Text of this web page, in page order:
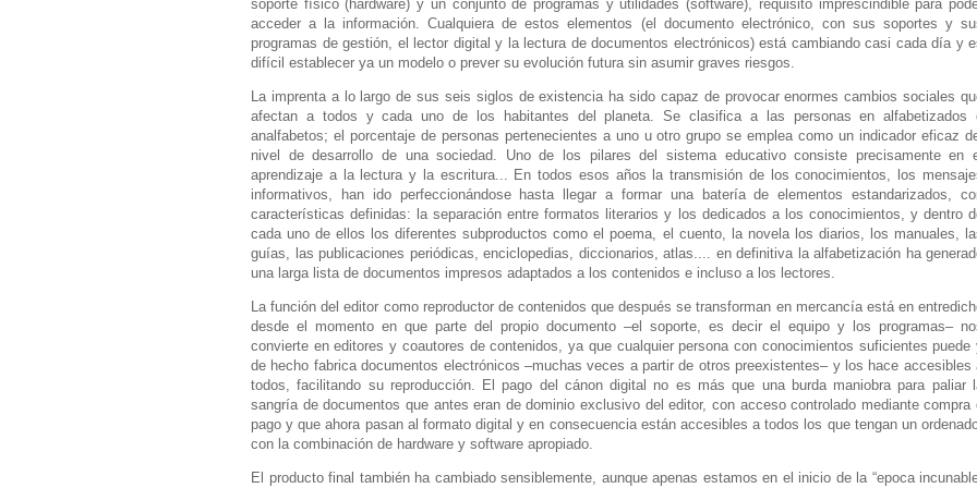
soporte físico (hardware) y un conjunto de programas y utilidades (software), requisito imprescindible para
acceder a la información. Cualquiera de estos elementos (el documento electrónico, con sus soportes y
programas de gestión, el lector digital y la lectura de documentos electrónicos) está cambiando casi cada día y
difícil establecer ya un modelo o prever su evolución futura sin asumir graves riesgos.
La imprenta a lo largo de sus seis siglos de existencia ha sido capaz de provocar enormes cambios sociales
afectan a todos y cada uno de los habitantes del planeta. Se clasifica a las personas en alfabetizados
analfabetos; el porcentaje de personas pertenecientes a uno u otro grupo se emplea como un indicador eficaz
nivel de desarrollo de una sociedad. Uno de los pilares del sistema educativo consiste precisamente en
aprendizaje a la lectura y la escritura... En todos esos años la transmisión de los conocimientos, los
informativos, han ido perfeccionándose hasta llegar a formar una batería de elementos estandarizados,
características definidas: la separación entre formatos literarios y los dedicados a los conocimientos, y dentro
cada uno de ellos los diferentes subproductos como el poema, el cuento, la novela los diarios, los manuales,
guías, las publicaciones periódicas, enciclopedias, diccionarios, atlas.... en definitiva la alfabetización ha
una larga lista de documentos impresos adaptados a los contenidos e incluso a los lectores.
La función del editor como reproductor de contenidos que después se transforman en mercancía está en
desde el momento en que parte del propio documento –el soporte, es decir el equipo y los programas–
convierte en editores y coautores de contenidos, ya que cualquier persona con conocimientos suficientes puede
de hecho fabrica documentos electrónicos –muchas veces a partir de otros preexistentes– y los hace accesibles
todos, facilitando su reproducción. El pago del cánon digital no es más que una burda maniobra para paliar
sangría de documentos que antes eran de dominio exclusivo del editor, con acceso controlado mediante compra
pago y que ahora pasan al formato digital y en consecuencia están accesibles a todos los que tengan un
con la combinación de hardware y software apropiado.
El producto final también ha cambiado sensiblemente, aunque apenas estamos en el inicio de la “epoca